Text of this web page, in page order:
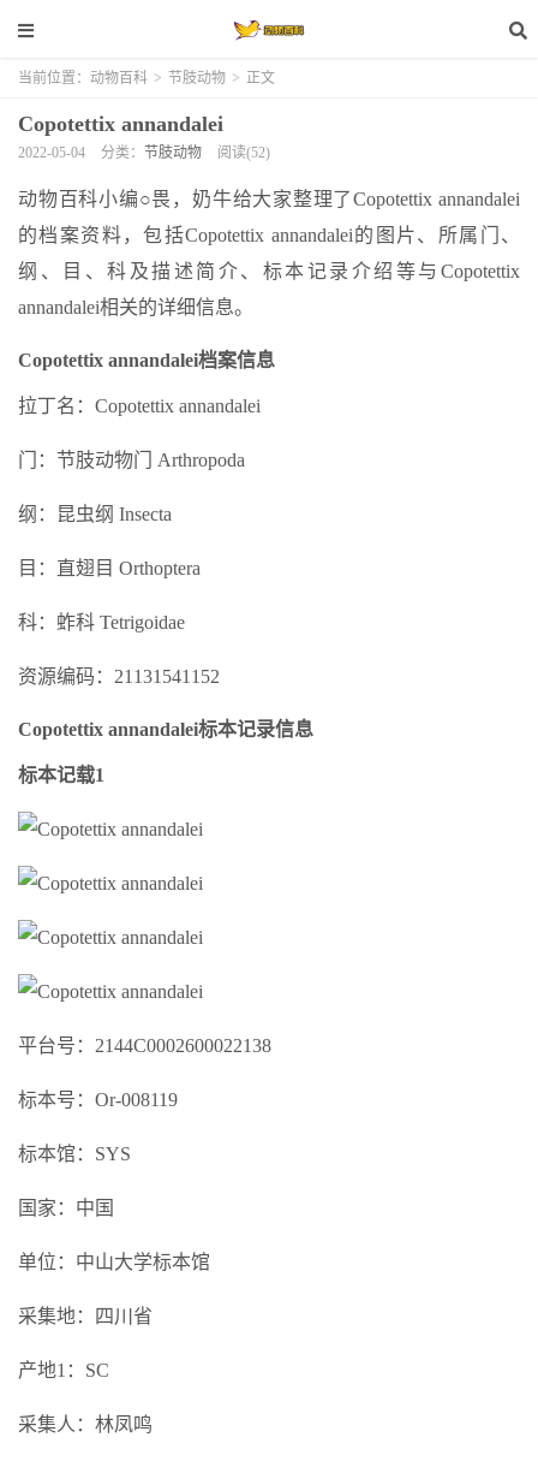
当前位置： 动物百科 > 节肢动物 > 正文
Copotettix annandalei
2022-05-04 分类： 节肢动物 阅读(52)
动物百科小编○畏，奶牛给大家整理了Copotettix annandalei
的档案资料，包括Copotettix annandalei的图片、所属门、
纲、目、科及描述简介、标本记录介绍等与Copotettix
annandalei相关的详细信息。
Copotettix annandalei档案信息
拉丁名：Copotettix annandalei
门：节肢动物门 Arthropoda
纲：昆虫纲 Insecta
目：直翅目 Orthoptera
科：蚱科 Tetrigoidae
资源编码：21131541152
Copotettix annandalei标本记录信息
标本记载1
平台号：2144C0002600022138
标本号：Or-008119
标本馆：SYS
国家：中国
单位：中山大学标本馆
采集地：四川省
产地1：SC
采集人：林凤鸣